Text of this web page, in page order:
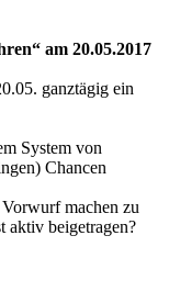
am 20.05.2017
ganztägig ein
System von
Chancen
machen zu
aktiv beigetragen?